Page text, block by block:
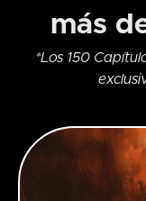
más
*Los 150